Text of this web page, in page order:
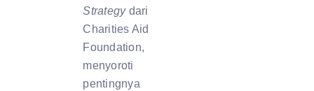
Strategydari
Charities Aid
Foundation,
menyoroti
pentingnya